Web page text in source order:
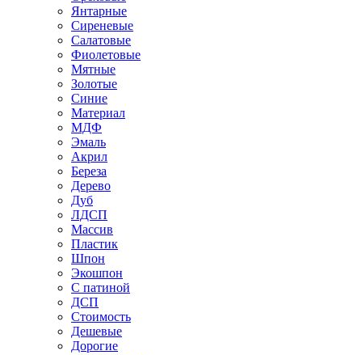
Янтарные
Сиреневые
Салатовые
Фиолетовые
Мятные
Золотые
Синие
Материал
МДФ
Эмаль
Акрил
Береза
Дерево
Дуб
ЛДСП
Массив
Пластик
Шпон
Экошпон
С патиной
ДСП
Стоимость
Дешевые
Дорогие